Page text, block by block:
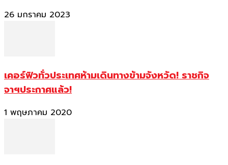
26 มกราคม 2023
เคอร์ฟิวทั่วประเทศห้ามเดินทางข้ามจังหวัด! ราชกิจ
จาฯประกาศแล้ว!
1 พฤษภาคม 2020